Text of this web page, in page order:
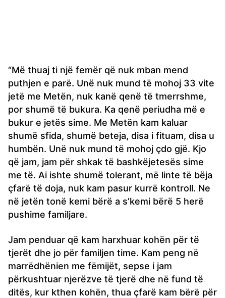
“Më thuaj ti një femër që nuk mban mend
puthjen e parë. Unë nuk mund të mohoj 33 vite
jetë me Metën, nuk kanë qenë të tmerrshme,
por shumë të bukura. Ka qenë periudha më e
bukur e jetës sime. Me Metën kam kaluar
shumë sfida, shumë beteja, disa i fituam, disa u
humbën. Unë nuk mund të mohoj çdo gjë. Kjo
që jam, jam për shkak të bashkëjetesës sime
me të. Ai ishte shumë tolerant, më linte të bëja
çfarë të doja, nuk kam pasur kurrë kontroll. Ne
në jetën tonë kemi bërë a s’kemi bërë 5 herë
pushime familjare.
Jam penduar që kam harxhuar kohën për të
tjerët dhe jo për familjen time. Kam peng në
marrëdhënien me fëmijët, sepse i jam
përkushtuar njerëzve të tjerë dhe në fund të
ditës, kur kthen kohën, thua çfarë kam bërë për